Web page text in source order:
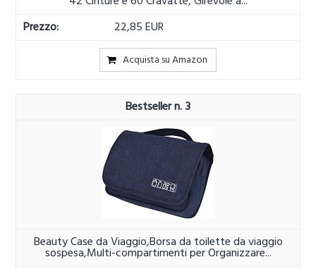
22,85 EUR
Acquista su Amazon
3
Beauty Case da Viaggio,Borsa da toilette da viaggio
sospesa,Multi-compartimenti per Organizzare...